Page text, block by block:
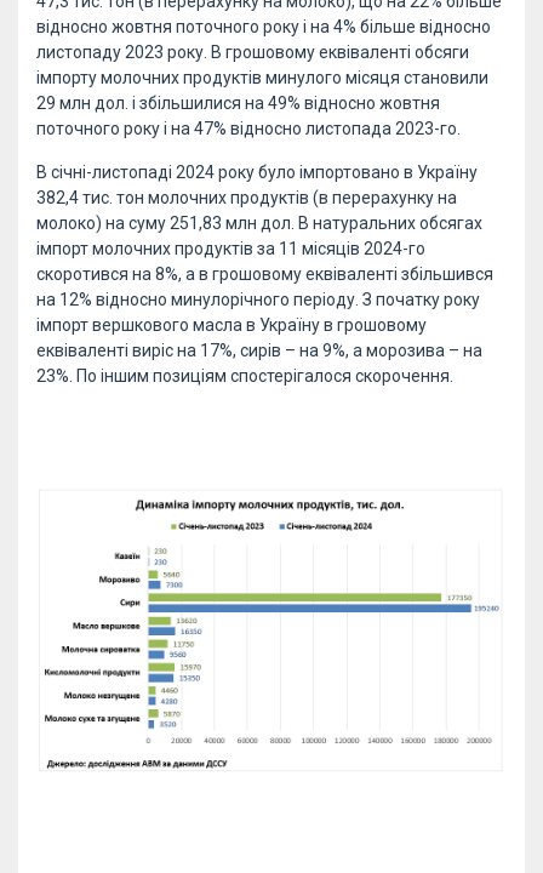
відносно жовтня поточного року і на 4% більше відносно
листопаду 2023 року. В грошовому еквіваленті обсяги
імпорту молочних продуктів минулого місяця становили
29 млн дол. і збільшилися на 49% відносно жовтня
поточного року і на 47% відносно листопада 2023-го.
В січні-листопаді 2024 року було імпортовано в Україну
382,4 тис. тон молочних продуктів (в перерахунку на
молоко) на суму 251,83 млн дол. В натуральних обсягах
імпорт молочних продуктів за 11 місяців 2024-го
скоротився на 8%, а в грошовому еквіваленті збільшився
на 12% відносно минулорічного періоду. З початку року
імпорт вершкового масла в Україну в грошовому
еквіваленті виріс на 17%, сирів – на 9%, а морозива – на
23%. По іншим позиціям спостерігалося скорочення.